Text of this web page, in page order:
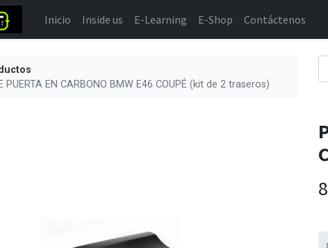
Inicio Inside us E-Learning E-Shop Contáctenos
PUERTA EN CARBONO BMW E46 COUPÉ (kit de 2 traseros)